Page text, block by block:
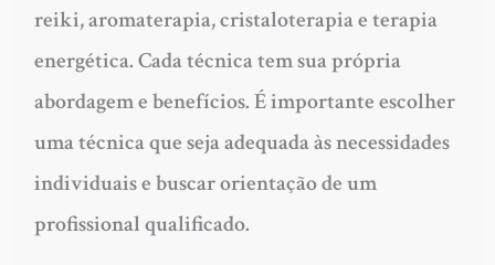
reiki, aromaterapia, cristaloterapia e terapia
energética. Cada técnica tem sua própria
abordagem e benefícios. É importante escolher
uma técnica que seja adequada às necessidades
individuais e buscar orientação de um
profissional qualificado.